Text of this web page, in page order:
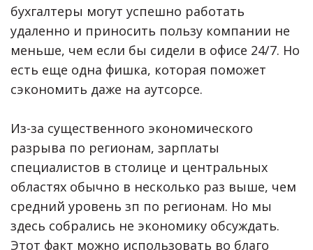
бухгалтеры могут успешно работать
удаленно и приносить пользу компании не
меньше, чем если бы сидели в офисе 24/7. Но
есть еще одна фишка, которая поможет
сэкономить даже на аутсорсе.
Из-за существенного экономического
разрыва по регионам, зарплаты
специалистов в столице и центральных
областях обычно в несколько раз выше, чем
средний уровень зп по регионам. Но мы
здесь собрались не экономику обсуждать.
Этот факт можно использовать во благо